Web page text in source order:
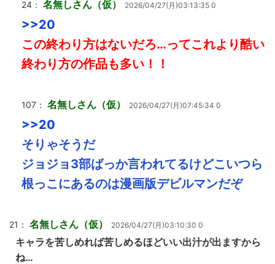
24： 名無しさん（仮） 2026/04/27(月)03:13:35 0
>>20
この終わり方はないだろ…ってこれより酷い
終わり方の作品も多い！！
107： 名無しさん（仮） 2026/04/27(月)07:45:34 0
>>20
そりゃそうだ
ジョジョ3部ばっか言われてるけどこいつら
根っこにあるのは漫画版デビルマンだぞ
21： 名無しさん（仮） 2026/04/27(月)03:10:30 0
キャラを苦しめれば苦しめるほどいい出汁が出ますから
ね…